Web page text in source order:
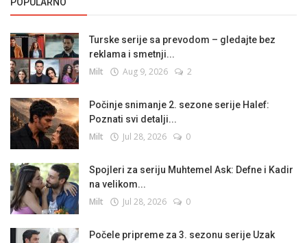
POPULARNO
Turske serije sa prevodom – gledajte bez
reklama i smetnji...
Milt Aug 9, 2026 2
Počinje snimanje 2. sezone serije Halef:
Poznati svi detalji...
Milt Jul 28, 2026 0
Spojleri za seriju Muhtemel Ask: Defne i Kadir
na velikom...
Milt Jul 28, 2026 0
Počele pripreme za 3. sezonu serije Uzak